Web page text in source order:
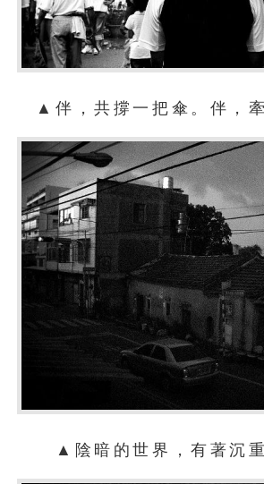
▲伴，共撐一把傘。伴，
▲陰暗的世界，有著沉